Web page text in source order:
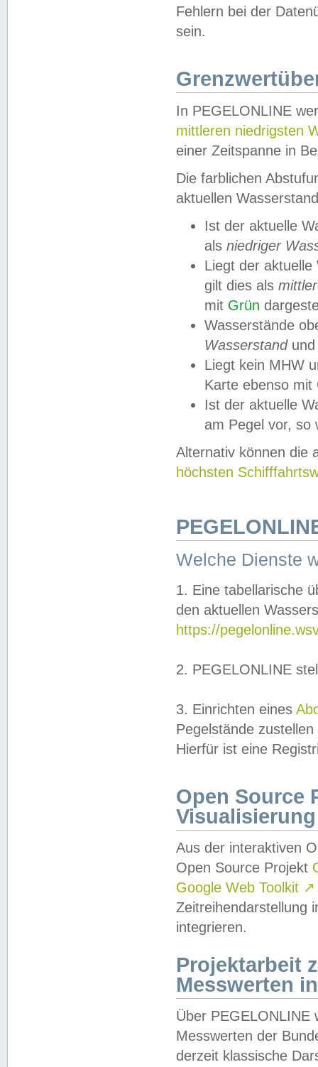
Fehlern bei der
sein.
In PEGELONLINE
mittleren niedrigsten
einer Zeitspanne in
Die farblichen
aktuellen
Ist der aktuelle
als niedriger
Liegt der
gilt dies als
mit Grün
Wasserstände
Wasserstandund
Liegt kein MHW
Karte ebenso mit
Ist der aktuelle
am Pegel vor,
Alternativ können die
höchsten
Welche Dienste
1. Eine tabellarische
den aktuellen
https://
2. PEGELONLINE
3. Einrichten eines
Pegelstände
Hierfür ist eine
Open Source
Visualisierung
Aus der interaktiven
Open Source Projekt
Google Web Toolkit ↗
Zeitreihendarstellung
integrieren.
Projektarbeit
Messwerten
Über PEGELONLINE
Messwerten der
derzeit klassische